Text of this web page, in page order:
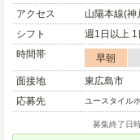
アクセス
山陽本線(神
シフト
週1日以上
時間帯
早朝
面接地
東広島市
応募先
ユースタイル
募集終了日